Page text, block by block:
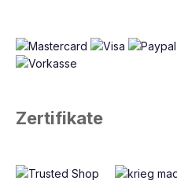
Zertifikate